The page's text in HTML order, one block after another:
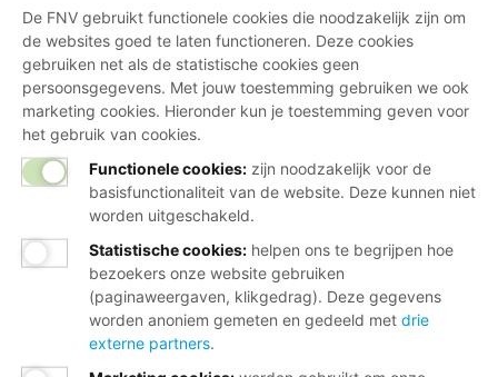
De FNV gebruikt functionele cookies die noodzakelijk zijn om
de websites goed te laten functioneren. Deze cookies
gebruiken net als de statistische cookies geen
persoonsgegevens. Met jouw toestemming gebruiken we ook
marketing cookies. Hieronder kun je toestemming geven voor
het gebruik van cookies.
Functionele cookies: zijn noodzakelijk voor de
basisfunctionaliteit van de website. Deze kunnen niet
worden uitgeschakeld.
Statistische cookies: helpen ons te begrijpen hoe
bezoekers onze website gebruiken
(paginaweergaven, klikgedrag). Deze gegevens
worden anoniem gemeten en gedeeld met drie
externe partners.